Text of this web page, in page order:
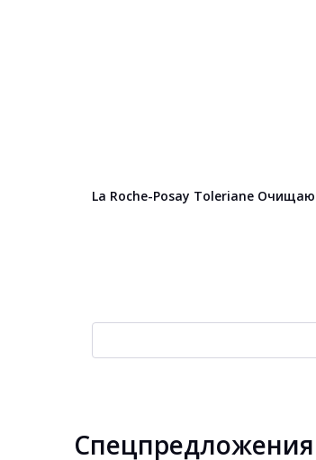
La Roche-Posay Toleriane